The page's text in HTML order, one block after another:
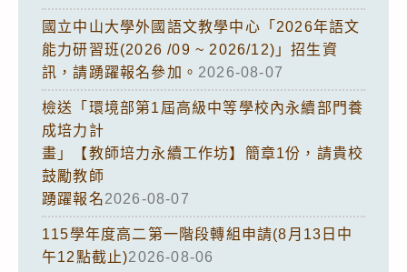
國立中山大學外國語文教學中心「2026年語文
能力研習班(2026 /09 ~ 2026/12)」招生資
訊，請踴躍報名參加。 2026-08-07
檢送「環境部第1屆高級中等學校內永續部門養
成培力計
畫」【教師培力永續工作坊】簡章1份，請貴校
鼓勵教師
踴躍報名2026-08-07
115學年度高二第一階段轉組申請(8月13日中
午12點截止)2026-08-06